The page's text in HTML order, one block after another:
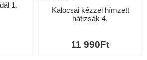
1.
Kalocsai kézzel hímzett
hátizsák 4.
11 990Ft